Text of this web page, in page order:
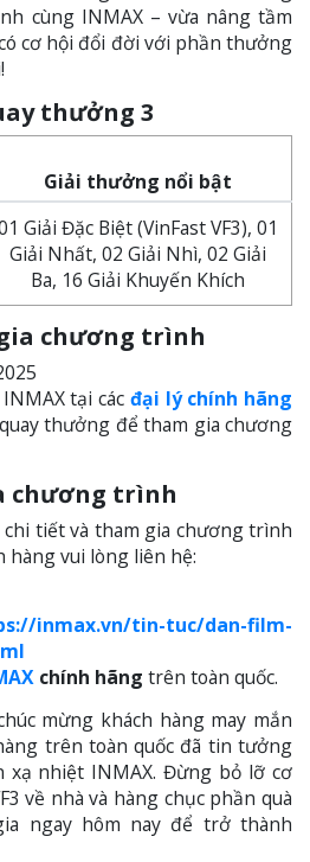
cùng INMAX – vừa nâng tầm
cơ hội đổi đời với phần thưởng
thưởng 3
Giải thưởng nổi bật
Giải Đặc Biệt (VinFast VF3), 01
Giải Nhất, 02 Giải Nhì, 02 Giải
Ba, 16 Giải Khuyến Khích
chương trình
tại các đại lý chính hãng
thưởng để tham gia chương
chương trình
tiết và tham gia chương trình
hàng vui lòng liên hệ:
inmax.vn/tin-tuc/dan-film-
chính hãng trên toàn quốc.
mừng khách hàng may mắn
trên toàn quốc đã tin tưởng
xạ nhiệt INMAX. Đừng bỏ lỡ cơ
về nhà và hàng chục phần quà
ngay hôm nay để trở thành